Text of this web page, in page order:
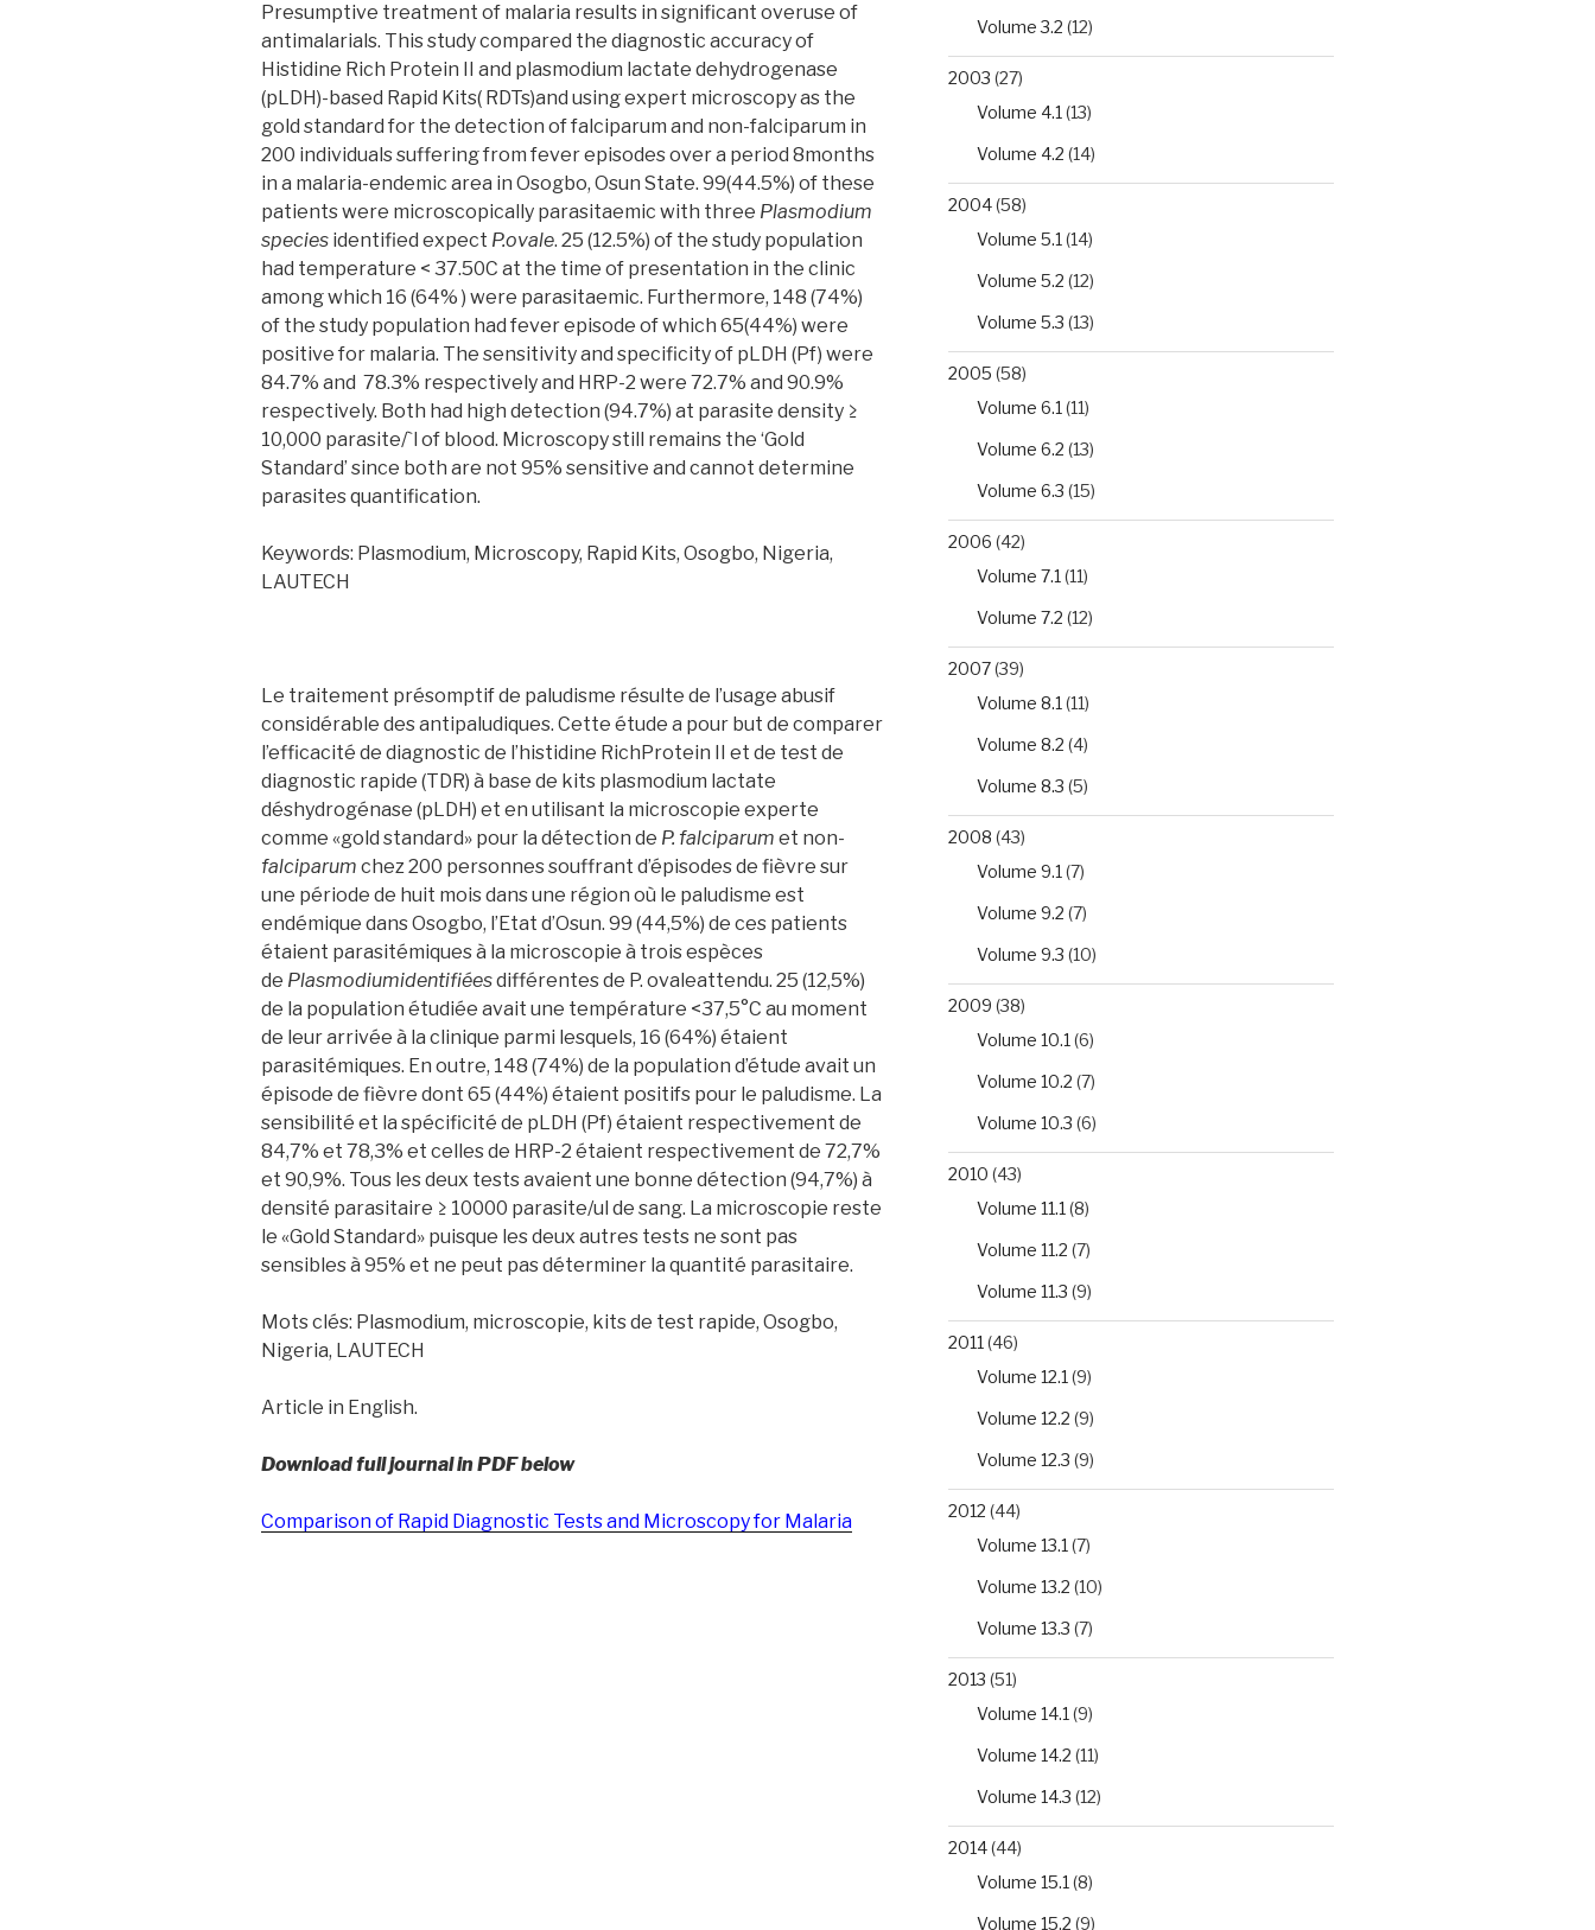
Presumptive treatment of malaria results in significant overuse of
antimalarials. This study compared the diagnostic accuracy of
Histidine Rich Protein II and plasmodium lactate dehydrogenase
(pLDH)-based Rapid Kits( RDTs)and using expert microscopy as the
gold standard for the detection of falciparum and non-falciparum in
200 individuals suffering from fever episodes over a period 8months
in a malaria-endemic area in Osogbo, Osun State. 99(44.5%) of these
patients were microscopically parasitaemic with three Plasmodium
species identified expect P.ovale. 25 (12.5%) of the study population
had temperature < 37.50C at the time of presentation in the clinic
among which 16 (64% ) were parasitaemic. Furthermore, 148 (74%)
of the study population had fever episode of which 65(44%) were
positive for malaria. The sensitivity and specificity of pLDH (Pf) were
84.7% and 78.3% respectively and HRP-2 were 72.7% and 90.9%
respectively. Both had high detection (94.7%) at parasite density ≥
10,000 parasite/`l of blood. Microscopy still remains the ‘Gold
Standard’ since both are not 95% sensitive and cannot determine
parasites quantification.
Keywords: Plasmodium, Microscopy, Rapid Kits, Osogbo, Nigeria,
LAUTECH
Le traitement présomptif de paludisme résulte de l’usage abusif
considérable des antipaludiques. Cette étude a pour but de comparer
l’efficacité de diagnostic de l’histidine RichProtein II et de test de
diagnostic rapide (TDR) à base de kits plasmodium lactate
déshydrogénase (pLDH) et en utilisant la microscopie experte
comme «gold standard» pour la détection de P. falciparum et non-
falciparum chez 200 personnes souffrant d’épisodes de fièvre sur
une période de huit mois dans une région où le paludisme est
endémique dans Osogbo, l’Etat d’Osun. 99 (44,5%) de ces patients
étaient parasitémiques à la microscopie à trois espèces
de Plasmodiumidentifiéesdifférentes de P. ovaleattendu. 25 (12,5%)
de la population étudiée avait une température <37,5°C au moment
de leur arrivée à la clinique parmi lesquels, 16 (64%) étaient
parasitémiques. En outre, 148 (74%) de la population d’étude avait un
épisode de fièvre dont 65 (44%) étaient positifs pour le paludisme. La
sensibilité et la spécificité de pLDH (Pf) étaient respectivement de
84,7% et 78,3% et celles de HRP-2 étaient respectivement de 72,7%
et 90,9%. Tous les deux tests avaient une bonne détection (94,7%) à
densité parasitaire ≥ 10000 parasite/ul de sang. La microscopie reste
le «Gold Standard» puisque les deux autres tests ne sont pas
sensibles à 95% et ne peut pas déterminer la quantité parasitaire.
Mots clés: Plasmodium, microscopie, kits de test rapide, Osogbo,
Nigeria, LAUTECH
Article in English.
Download full journal in PDF below
Comparison of Rapid Diagnostic Tests and Microscopy for Malaria
Volume 3.2 (12)
2003 (27)
Volume 4.1 (13)
Volume 4.2 (14)
2004(58)
Volume 5.1 (14)
Volume 5.2 (12)
Volume 5.3 (13)
2005 (58)
Volume 6.1 (11)
Volume 6.2 (13)
Volume 6.3 (15)
2006 (42)
Volume 7.1 (11)
Volume 7.2 (12)
2007(39)
Volume 8.1 (11)
Volume 8.2 (4)
Volume 8.3 (5)
2008 (43)
Volume 9.1 (7)
Volume 9.2 (7)
Volume 9.3 (10)
2009 (38)
Volume 10.1 (6)
Volume 10.2 (7)
Volume 10.3 (6)
2010 (43)
Volume 11.1 (8)
Volume 11.2 (7)
Volume 11.3 (9)
2011 (46)
Volume 12.1 (9)
Volume 12.2 (9)
Volume 12.3 (9)
2012 (44)
Volume 13.1 (7)
Volume 13.2 (10)
Volume 13.3 (7)
2013 (51)
Volume 14.1 (9)
Volume 14.2 (11)
Volume 14.3 (12)
2014(44)
Volume 15.1 (8)
Volume 15.2 (9)